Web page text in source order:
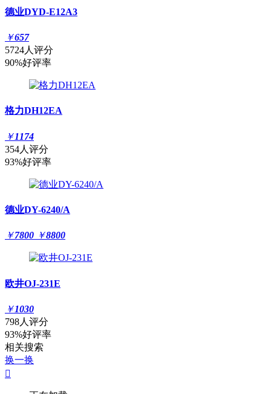
德业DYD-E12A3
￥657
5724人评分
90%好评率
格力DH12EA
￥1174
354人评分
93%好评率
德业DY-6240/A
￥7800 ￥8800
欧井OJ-231E
￥1030
798人评分
93%好评率
相关搜索
换一换
